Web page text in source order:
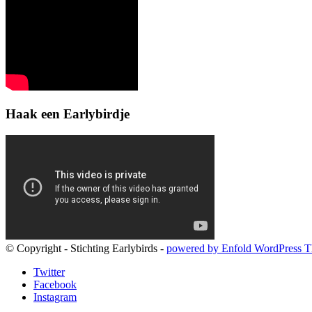
Haak een Earlybirdje
© Copyright - Stichting Earlybirds - powered by Enfold WordPress
Twitter
Facebook
Instagram